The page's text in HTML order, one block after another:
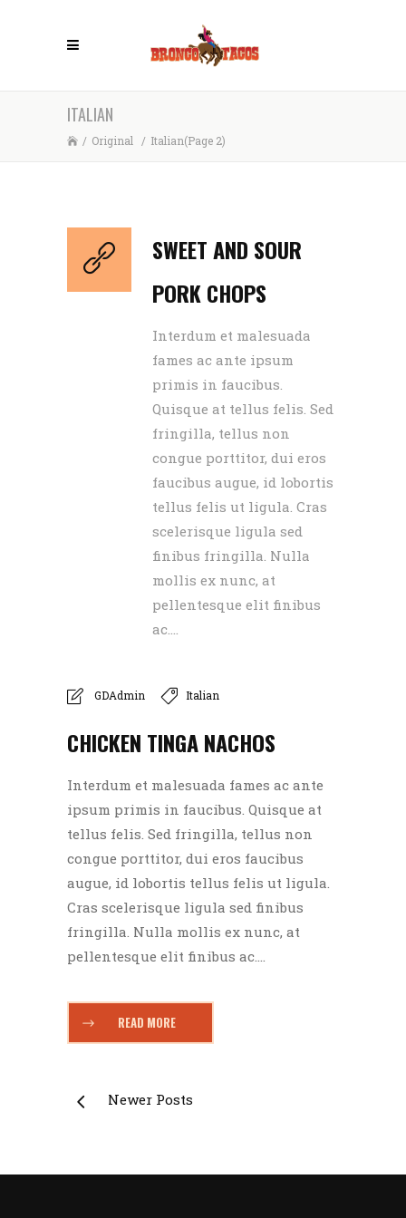
ITALIAN
/ Original / Italian(Page 2)
SWEET AND SOUR
PORK CHOPS
Interdum et malesuada
fames ac ante ipsum
primis in faucibus.
Quisque at tellus felis. Sed
fringilla, tellus non
congue porttitor, dui eros
faucibus augue, id lobortis
tellus felis ut ligula. Cras
scelerisque ligula sed
finibus fringilla. Nulla
mollis ex nunc, at
pellentesque elit finibus
ac....
GDAdmin Italian
CHICKEN TINGA NACHOS
Interdum et malesuada fames ac ante
ipsum primis in faucibus. Quisque at
tellus felis. Sed fringilla, tellus non
congue porttitor, dui eros faucibus
augue, id lobortis tellus felis ut ligula.
Cras scelerisque ligula sed finibus
fringilla. Nulla mollis ex nunc, at
pellentesque elit finibus ac....
READ MORE
Newer Posts